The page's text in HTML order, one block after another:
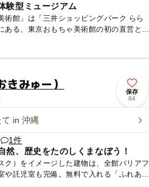
験型ミュージアム
術館」は「三井ショッピングパーク らら
ある、東京おもちゃ美術館の初の直営とな
㎡の福岡産のひのきを敷き詰めた館内で
みゅー）
保存
84
in 沖縄
1件
然、歴史をたのしくまなぼう！
）をイメージした建物は、全館バリアフ
や託児室も完備。無料で入れる「ふれあい